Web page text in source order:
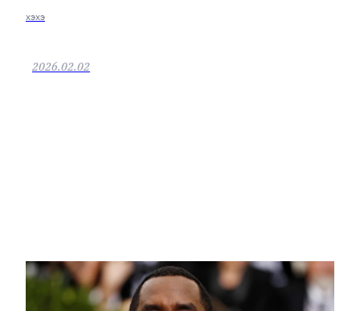
хэхэ
2026.02.02